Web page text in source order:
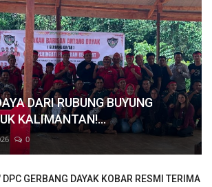
DARI RUBUNG BUYUNG
KALIMANTAN!...
0
DPC GERBANG DAYAK KOBAR RESMI TERIMA